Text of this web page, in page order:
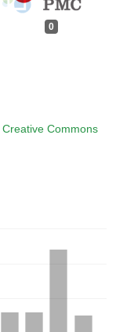
0
Creative Commons